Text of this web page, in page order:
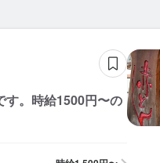
す。時給1500円〜の